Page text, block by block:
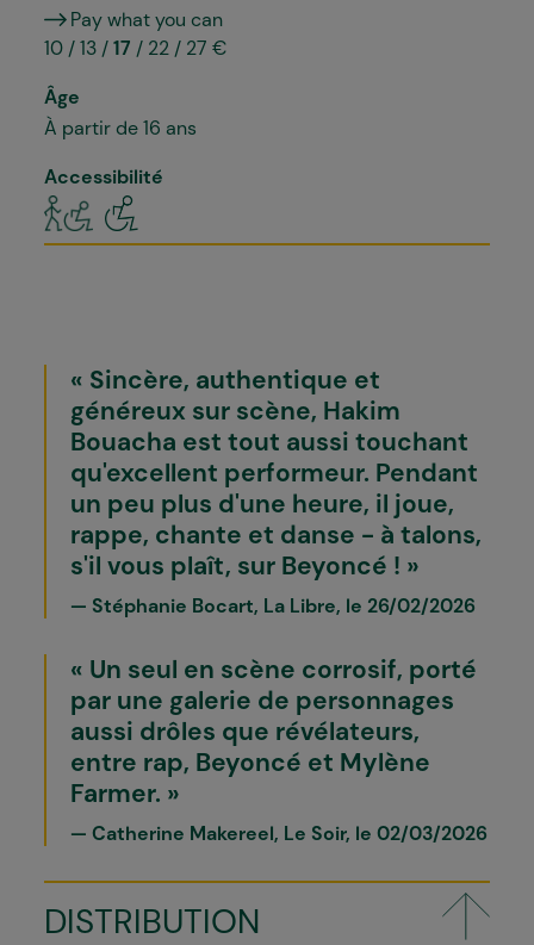
Pay what you can
10 / 13 /17 / 22 / 27 €
Âge
À partir de 16 ans
Accessibilité
Sincère, authentique et
généreux sur scène, Hakim
Bouacha est tout aussi touchant
qu'excellent performeur. Pendant
un peu plus d'une heure, il joue,
rappe, chante et danse − à talons,
s'il vous plaît, sur Beyoncé !
Stéphanie Bocart, La Libre, le 26/02/2026
Un seul en scène corrosif, porté
par une galerie de personnages
aussi drôles que révélateurs,
entre rap, Beyoncé et Mylène
Farmer.
Catherine Makereel, Le Soir, le 02/03/2026
DISTRIBUTION